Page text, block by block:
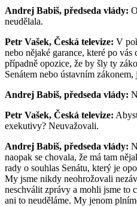
Andrej Babiš, předseda vlády:
neudělala.
Petr Vašek, Česká televize: V
nebo nějaké garance, které po
případně opozice, že by šly ty
Senátem nebo ústavním
Andrej Babiš, předseda vlády:
Petr Vašek, Česká televize:
exekutivy? Neuvažovali.
Andrej Babiš, předseda vlády:
naopak se chovala, že má tam
rady o souhlas Senátu, který je
My jsme nikdy neohrožovali
neschválit zprávy a mohli jsme to
ani to neuděláme. My jenom